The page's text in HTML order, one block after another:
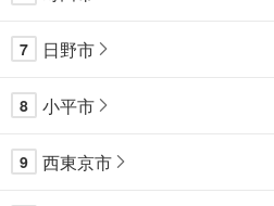
7 日野市
8 小平市
9 西東京市